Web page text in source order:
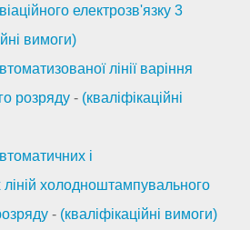
електрозв'язку 3
вимоги)
лінії варіння
розряду - (кваліфікаційні
і
ліній холодноштампувального
- (кваліфікаційні вимоги)